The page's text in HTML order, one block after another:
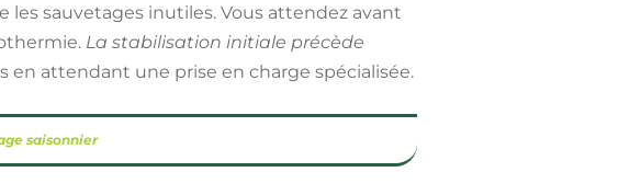
sauvetages inutiles. Vous attendez avant
La stabilisation initiale précède
en attendant une prise en charge spécialisée.
saisonnier